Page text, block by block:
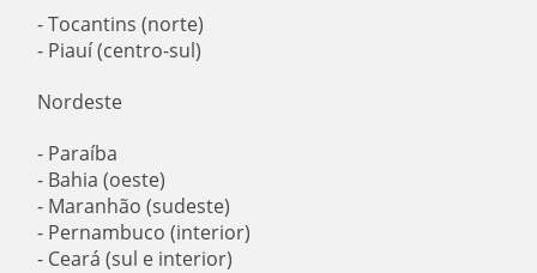
- Tocantins (norte)
- Piauí (centro-sul)
Nordeste
- Paraíba
- Bahia (oeste)
- Maranhão (sudeste)
- Pernambuco (interior)
- Ceará (sul e interior)